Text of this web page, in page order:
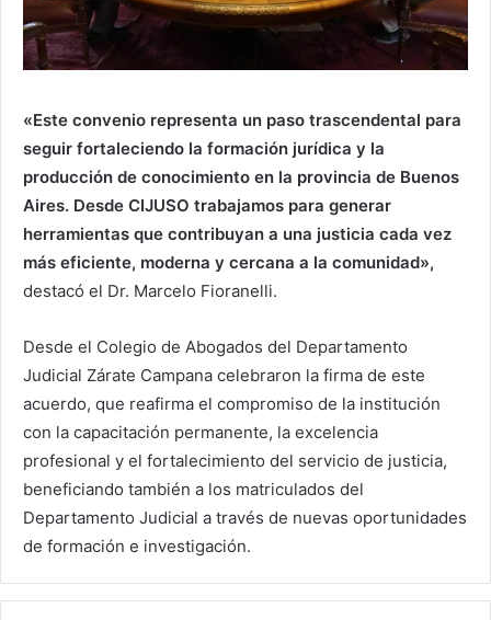
«Este convenio representa un paso trascendental para
seguir fortaleciendo la formación jurídica y la
producción de conocimiento en la provincia de Buenos
Aires. Desde CIJUSO trabajamos para generar
herramientas que contribuyan a una justicia cada vez
más eficiente, moderna y cercana a la comunidad»,
destacó el Dr. Marcelo Fioranelli.
Desde el Colegio de Abogados del Departamento
Judicial Zárate Campana celebraron la firma de este
acuerdo, que reafirma el compromiso de la institución
con la capacitación permanente, la excelencia
profesional y el fortalecimiento del servicio de justicia,
beneficiando también a los matriculados del
Departamento Judicial a través de nuevas oportunidades
de formación e investigación.